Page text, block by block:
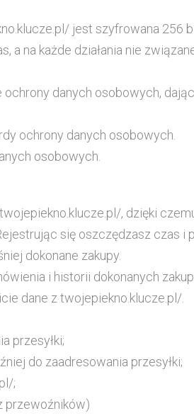
jest szyfrowana 256
na każde działania nie
danych osobowych,
ochrony danych osobowych.
osobowych.
, dzięki
się oszczędzasz czas i
dokonane zakupy.
i historii dokonanych
dane z twojepiekno.klucze.pl/.
przesyłki;
do zaadresowania przesyłki;
;
przewoźników)